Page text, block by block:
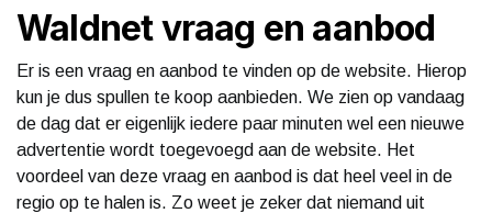
Waldnet vraag en aanbod
Er is een vraag en aanbod te vinden op de website. Hierop
kun je dus spullen te koop aanbieden. We zien op vandaag
de dag dat er eigenlijk iedere paar minuten wel een nieuwe
advertentie wordt toegevoegd aan de website. Het
voordeel van deze vraag en aanbod is dat heel veel in de
regio op te halen is. Zo weet je zeker dat niemand uit